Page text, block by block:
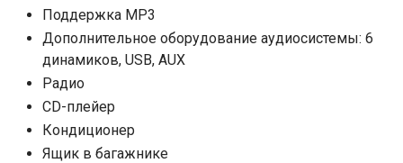
Поддержка MP3
Дополнительное оборудование аудиосистемы: 6
динамиков, USB, AUX
Радио
CD-плейер
Кондиционер
Ящик в багажнике